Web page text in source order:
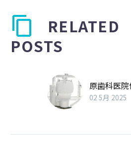
RELATED
POSTS
原歯科医
02 5月 2025